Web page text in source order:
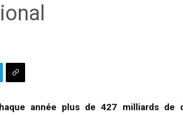
année plus de 427 milliards de